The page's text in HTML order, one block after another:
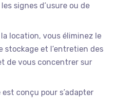
signes d’usure ou de
location, vous éliminez le
stockage et l’entretien des
de vous concentrer sur
est conçu pour s’adapter